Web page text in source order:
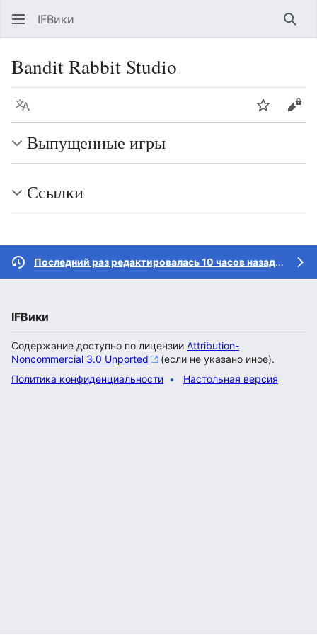
IFВики
Bandit Rabbit Studio
Язык Следить
Выпущенные игры
Ссылки
Последний раз редактировалась 10 часов назад
IFВики
Содержание доступно по лицензии Attribution-
Noncommercial 3.0 Unported
(если не указано иное).
Политика конфиденциальности
Настольная версия